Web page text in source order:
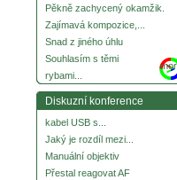
Pěkně zachycený okamžik.
Zajímavá kompozice,...
Snad z jiného úhlu
Souhlasím s těmi
rybami...
Diskuzní konference
kabel USB s...
Jaký je rozdíl mezi...
Manuální objektiv
Přestal reagovat AF